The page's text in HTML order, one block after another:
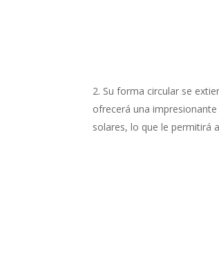
Su forma circular se
ofrecerá una
solares, lo que le permitirá